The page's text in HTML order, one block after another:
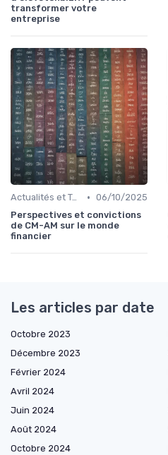
transformer votre
entreprise
Actualités et Tendances Économiques • 06/10/2025
Perspectives et convictions
de CM-AM sur le monde
financier
Les articles par date
Octobre 2023
Décembre 2023
Février 2024
Avril 2024
Juin 2024
Août 2024
Octobre 2024